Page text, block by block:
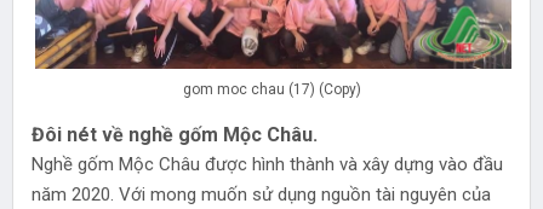
gom moc chau (17) (Copy)
Đôi nét về nghề gốm Mộc Châu.
Nghề gốm Mộc Châu được hình thành và xây dựng vào đầu
năm 2020. Với mong muốn sử dụng nguồn tài nguyên của